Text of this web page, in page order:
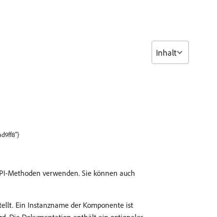
Methoden verwenden. Sie können auch
Ein Instanzname der Komponente ist
Inhalt